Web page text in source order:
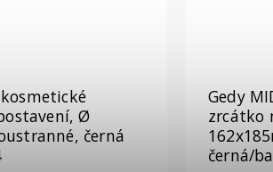
Ø
černá
Gedy
zrcátko
černá/